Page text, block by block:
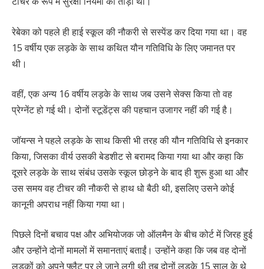
रेबेका को पहले ही हाई स्कूल की नौकरी से सस्पेंड कर दिया गया था। वह
15 वर्षीय एक लड़के के साथ कथित यौन गतिविधि के लिए जमानत पर
थी।
वहीं, एक अन्य 16 वर्षीय लड़के के साथ जब उसने सेक्स किया तो वह
प्रेग्नेंट हो गई थी। दोनों स्टूडेंट्स की पहचान उजागर नहीं की गई है।
जॉयन्स ने पहले लड़के के साथ किसी भी तरह की यौन गतिविधि से इनकार
किया, जिसका वीर्य उसकी बेडशीट से बरामद किया गया था और कहा कि
दूसरे लड़के के साथ संबंध उसके स्कूल छोड़ने के बाद ही शुरू हुआ था और
उस समय वह टीचर की नौकरी से हाथ धो बैठी थी, इसलिए उसने कोई
कानूनी अपराध नहीं किया गया था।
पिछले दिनों बचाव पक्ष और अभियोजक जो ऑलमैन के बीच कोर्ट में जिरह हुई
और उन्होंने दोनों मामलों में समानताएं बताईं। उन्होंने कहा कि जब वह दोनों
लड़कों को अपने फ्लैट पर ले जाने लगी थी तब दोनों लड़के 15 साल के थे